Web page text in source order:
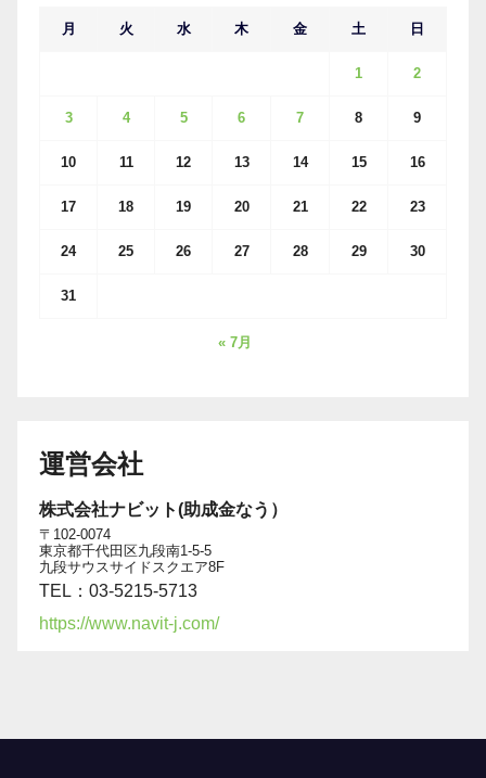
月 火 水 木 金 土 日
1 2
3 4 5 6 7 8 9
10 11 12 13 14 15 16
17 18 19 20 21 22 23
24 25 26 27 28 29 30
31
« 7月
運営会社
株式会社ナビット(助成金なう）
〒102-0074
東京都千代田区九段南1-5-5
九段サウスサイドスクエア8F
TEL：03-5215-5713
https://www.navit-j.com/